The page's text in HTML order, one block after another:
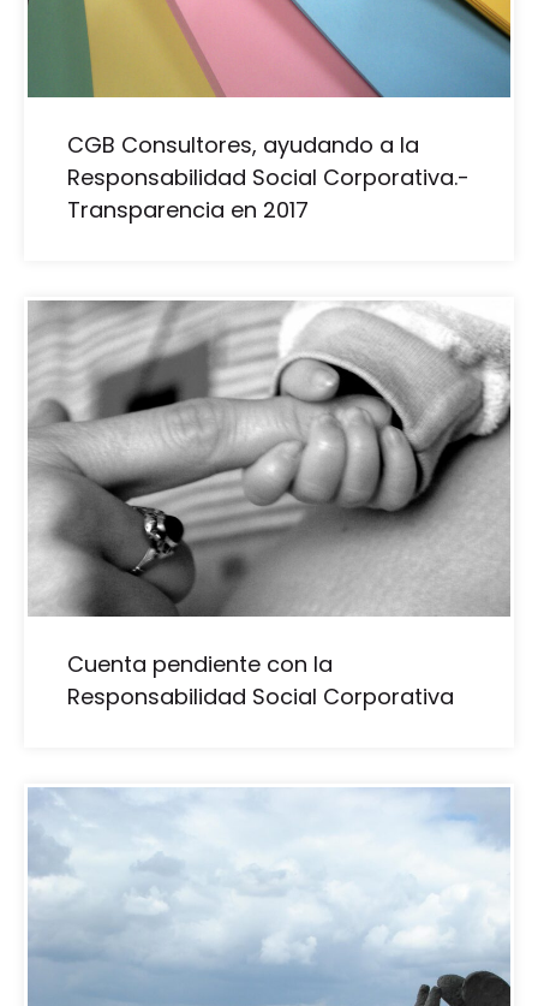
CGB Consultores, ayudando a la
Responsabilidad Social Corporativa.-
Transparencia en 2017
Cuenta pendiente con la
Responsabilidad Social Corporativa